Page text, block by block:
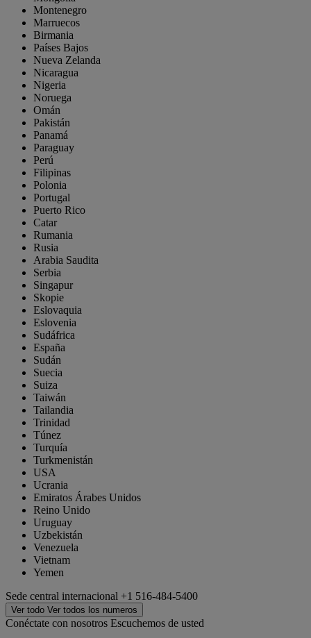
Montenegro
Marruecos
Birmania
Países Bajos
Nueva Zelanda
Nicaragua
Nigeria
Noruega
Omán
Pakistán
Panamá
Paraguay
Perú
Filipinas
Polonia
Portugal
Puerto Rico
Catar
Rumania
Rusia
Arabia Saudita
Serbia
Singapur
Skopie
Eslovaquia
Eslovenia
Sudáfrica
España
Sudán
Suecia
Suiza
Taiwán
Tailandia
Trinidad
Túnez
Turquía
Turkmenistán
USA
Ucrania
Emiratos Árabes Unidos
Reino Unido
Uruguay
Uzbekistán
Venezuela
Vietnam
Yemen
Sede central internacional +1 516-484-5400
Ver todo Ver todos los numeros
Conéctate con nosotros Escuchemos de usted